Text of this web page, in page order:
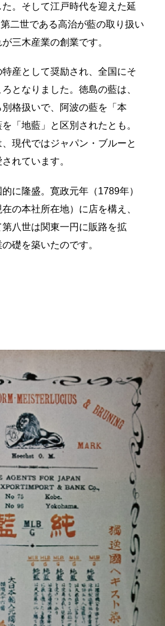
。そして江戸時代を迎えた延
二世である高治が藍の取り扱い
三木産業の創業です。
産として奨励され、全国にそ
となりました。徳島の藍は、
格扱いで、阿波の藍を「本
「地藍」と区別されたとも。
現代ではジャパン・ブルーと
れています。
に隆盛。寛政元年（1789年）
の本社所在地）に店を構え、
八世は関東一円に販路を拡
礎を築いたのです。